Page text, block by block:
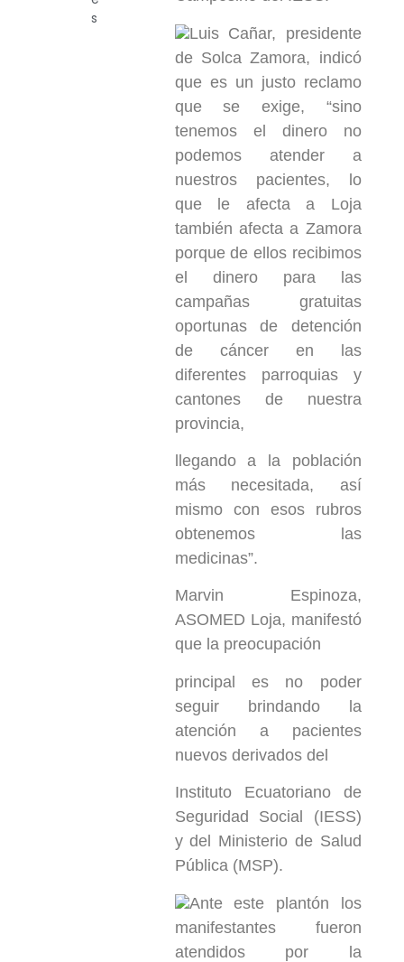
s
Luis Cañar, presidente
de Solca Zamora, indicó
que es un justo reclamo
que se exige, “sino
tenemos el dinero no
podemos atender a
nuestros pacientes, lo
que le afecta a Loja
también afecta a Zamora
porque de ellos recibimos
el dinero para las
campañas gratuitas
oportunas de detención
de cáncer en las
diferentes parroquias y
cantones de nuestra
provincia,
llegando a la población
más necesitada, así
mismo con esos rubros
obtenemos las
medicinas”.
Marvin Espinoza,
ASOMED Loja, manifestó
que la preocupación
principal es no poder
seguir brindando la
atención a pacientes
nuevos derivados del
Instituto Ecuatoriano de
Seguridad Social (IESS)
y del Ministerio de Salud
Pública (MSP).
Ante este plantón los
manifestantes fueron
atendidos por la